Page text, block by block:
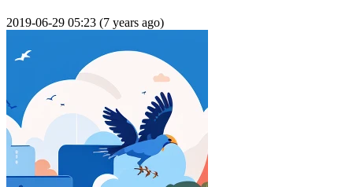
2019-06-29 05:23 (7 years ago)